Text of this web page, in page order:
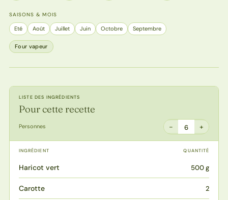
SAISONS & MOIS
Eté Août Juillet Juin Octobre Septembre
Four vapeur
LISTE DES INGRÉDIENTS
Pour cette recette
Personnes − 6 +
INGRÉDIENT QUANTITÉ
Haricot vert 500 g
Carotte 2